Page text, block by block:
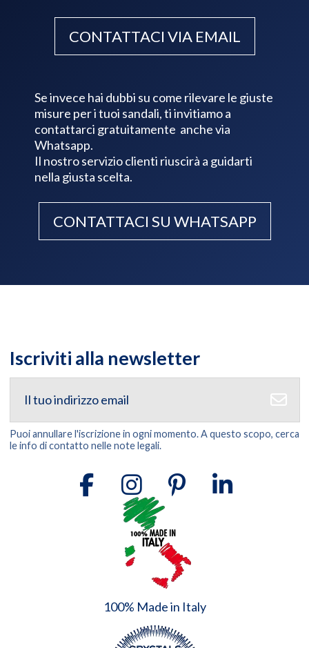
CONTATTACI VIA EMAIL
Se invece hai dubbi su come rilevare le giuste
misure per i tuoi sandali, ti invitiamo a
contattarci gratuitamente anche via
Whatsapp.
Il nostro servizio clienti riuscirà a guidarti
nella giusta scelta.
CONTATTACI SU WHATSAPP
Iscriviti alla newsletter
Puoi annullare l'iscrizione in ogni momento. A questo scopo, cerca
le info di contatto nelle note legali.
100% Made in Italy